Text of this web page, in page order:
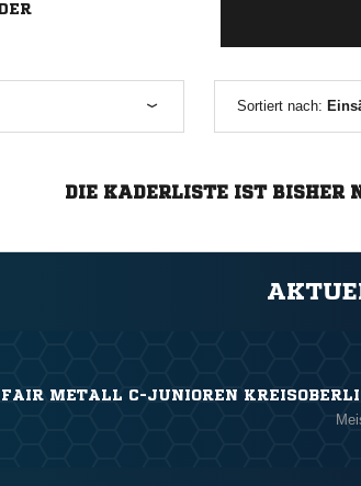
Sortiert nach:
DIE KADERLISTE IST BISHER
FAIR METALL C-JUNIOREN